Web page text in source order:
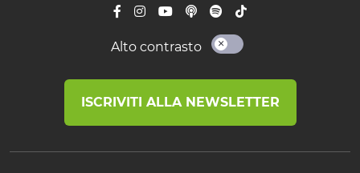
Alto contrasto
ISCRIVITI ALLA NEWSLETTER